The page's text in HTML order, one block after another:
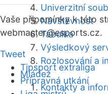
Univerzitní
Návštěvnost
Tabulka
Výsledkový
Rozlosování a
Mládež
Kontakty a
Vaše připomínky k této
webmaster@esports.cz.
Tweet
Tipsport extraliga
Přípravná utkání